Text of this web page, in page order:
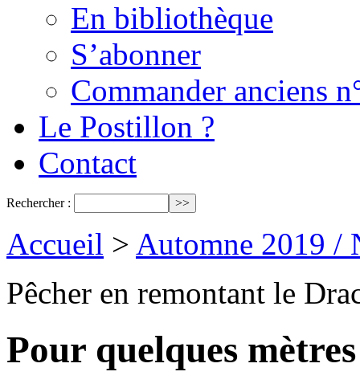
En bibliothèque
S’abonner
Commander anciens
Le Postillon ?
Contact
Rechercher :
Accueil > Automne 2019 /
Pêcher en remontant le
Pour quelques